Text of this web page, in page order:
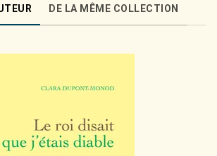
DE LA MÊME COLLECTION